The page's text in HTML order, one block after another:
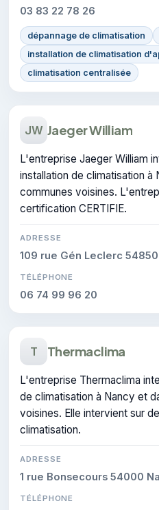
03 83 22 78 26
dépannage de climatisation
installation de climatisation
climatisation centralisée
JW Jaeger William
L'entreprise Jaeger William
installation de climatisation à
communes voisines.
certification CERTIFIE.
ADRESSE
109 rue Gén Leclerc
TÉLÉPHONE
06 74 99 96 20
T Thermaclima
L'entreprise Thermaclima
de climatisation à Nancy et
voisines. Elle intervient sur
climatisation.
ADRESSE
1 rue Bonsecours 54000
TÉLÉPHONE